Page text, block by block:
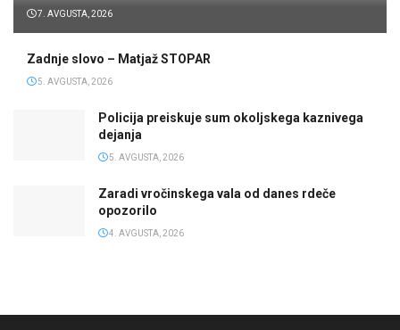
7. AVGUSTA, 2026
Zadnje slovo – Matjaž STOPAR
5. AVGUSTA, 2026
Policija preiskuje sum okoljskega kaznivega
dejanja
5. AVGUSTA, 2026
Zaradi vročinskega vala od danes rdeče
opozorilo
4. AVGUSTA, 2026